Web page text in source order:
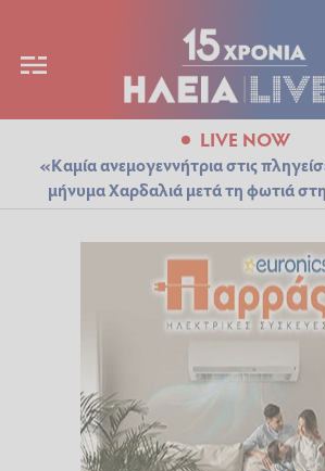
LIVE NOW
«Καμία ανεμογεννήτρια στις
μήνυμα Χαρδαλιά μετά τη φωτιά